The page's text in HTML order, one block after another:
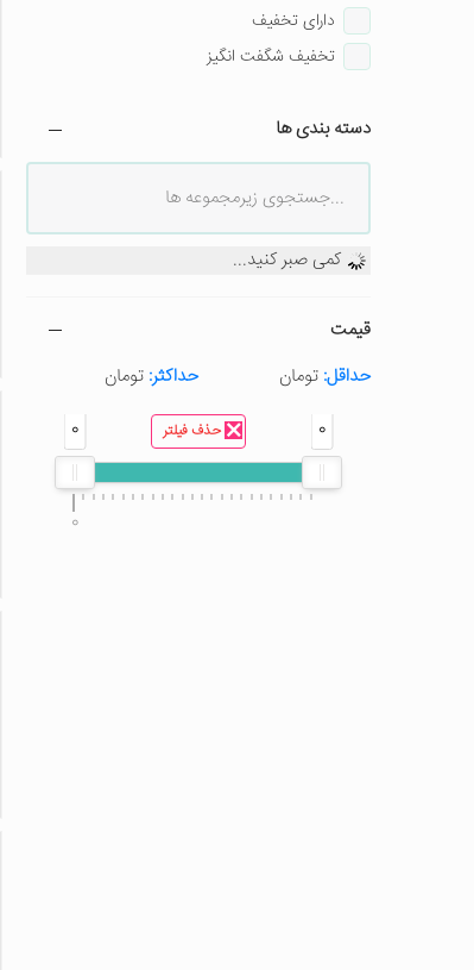
دارای تخفیف
تخفیف شگفت انگیز
دسته بندی ها
کمی صبر کنید...
قیمت
حداقل: تومان حداکثر: تومان
حذف فیلتر 0
0
0